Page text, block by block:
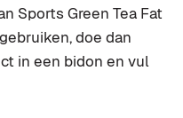
Sports Green Tea Fat
doe dan
in een bidon en vul